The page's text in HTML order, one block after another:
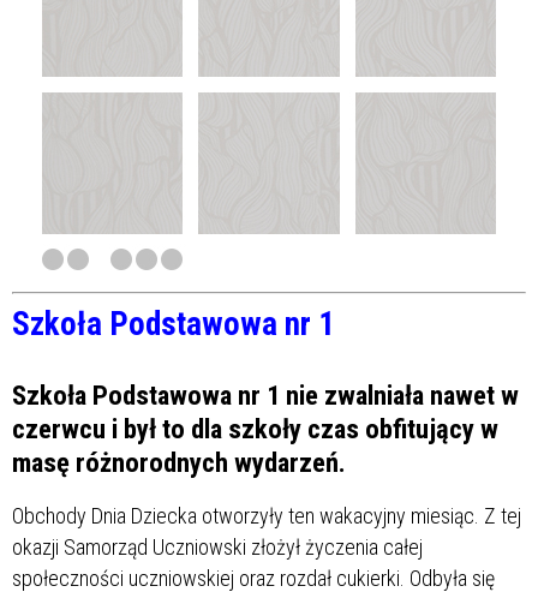
Szkoła Podstawowa nr 1
Szkoła Podstawowa nr 1 nie zwalniała nawet w
czerwcu i był to dla szkoły czas obfitujący w
masę różnorodnych wydarzeń.
Obchody Dnia Dziecka otworzyły ten wakacyjny miesiąc. Z tej
okazji Samorząd Uczniowski złożył życzenia całej
społeczności uczniowskiej oraz rozdał cukierki. Odbyła się